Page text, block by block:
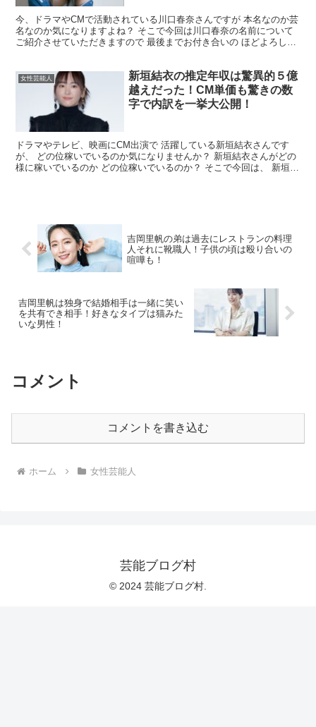
今、ドラマやCMで活動されている川口春奈さんですが 本名なのか芸
名なのか気になりますよね？ そこで今回は川口春奈の名前について
ご紹介させていただきますので 最後までお付き合いの ほどよろしく
女性芸能人
新垣結衣の推定年収は驚異的５億
越えだった！CM単価も驚きの数
字で内訳を一挙大公開！
ドラマやテレビ、映画にCM出演で 活躍している新垣結衣さんです
が、 どの位稼いでいるのか気になりませんか？ 新垣結衣さんがどの
様に稼いでいるのか どの位稼いでいるのか？ そこで今回は、 新垣結
吉岡里帆の弟は過去にレストランの料理
人それに靴職人！子供の頃は殴り合いの
喧嘩も！
吉岡里帆は独身で結婚相手は一緒に笑い
を共有でき相手！好きなタイプは猫みた
いな男性！
コメント
コメントを書き込む
ホーム 女性芸能人
芸能ブログ村
© 2024 芸能ブログ村.